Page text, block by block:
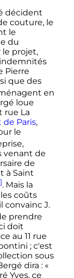
décident
couture, le
le
du
le projet,
Pierre
que des
en
loue
rue La
Paris,
le
venant de
de
à Saint
. Mais la
coûts
convainc J.
prendre
doit
au 11 rue
; c'est
sous
dira : «
Yves, ce